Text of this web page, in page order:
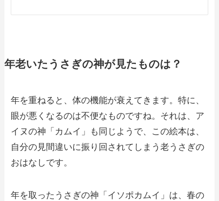
年老いたうさぎの神が見たものは？
年を重ねると、体の機能が衰えてきます。特に、
眼が悪くなるのは不便なものですね。それは、ア
イヌの神「カムイ」も同じようで、この絵本は、
自分の見間違いに振り回されてしまう老うさぎの
おはなしです。
年を取ったうさぎの神「イソポカムイ」は、春の